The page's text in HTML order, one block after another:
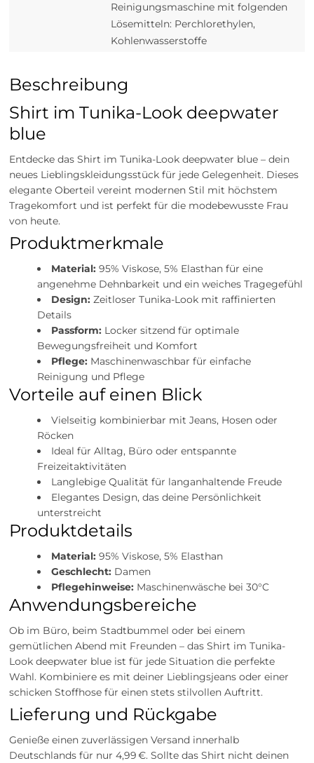
Reinigungsmaschine mit folgenden
Lösemitteln: Perchlorethylen,
Kohlenwasserstoffe
Beschreibung
Shirt im Tunika-Look deepwater
blue
Entdecke das Shirt im Tunika-Look deepwater blue – dein
neues Lieblingskleidungsstück für jede Gelegenheit. Dieses
elegante Oberteil vereint modernen Stil mit höchstem
Tragekomfort und ist perfekt für die modebewusste Frau
von heute.
Produktmerkmale
Material: 95% Viskose, 5% Elasthan für eine
angenehme Dehnbarkeit und ein weiches Tragegefühl
Design: Zeitloser Tunika-Look mit raffinierten
Details
Passform: Locker sitzend für optimale
Bewegungsfreiheit und Komfort
Pflege: Maschinenwaschbar für einfache
Reinigung und Pflege
Vorteile auf einen Blick
Vielseitig kombinierbar mit Jeans, Hosen oder
Röcken
Ideal für Alltag, Büro oder entspannte
Freizeitaktivitäten
Langlebige Qualität für langanhaltende Freude
Elegantes Design, das deine Persönlichkeit
unterstreicht
Produktdetails
Material: 95% Viskose, 5% Elasthan
Geschlecht: Damen
Pflegehinweise: Maschinenwäsche bei 30°C
Anwendungsbereiche
Ob im Büro, beim Stadtbummel oder bei einem
gemütlichen Abend mit Freunden – das Shirt im Tunika-
Look deepwater blue ist für jede Situation die perfekte
Wahl. Kombiniere es mit deiner Lieblingsjeans oder einer
schicken Stoffhose für einen stets stilvollen Auftritt.
Lieferung und Rückgabe
Genieße einen zuverlässigen Versand innerhalb
Deutschlands für nur 4,99 €. Sollte das Shirt nicht deinen